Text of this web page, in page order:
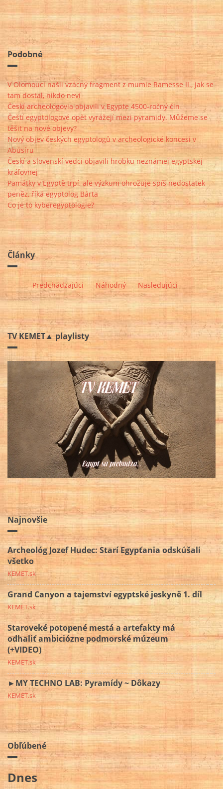
Podobné
V Olomouci našli vzácný fragment z mumie Ramesse II., jak se
tam dostal, nikdo neví
Českí archeológovia objavili v Egypte 4500-ročný čln
Čeští egyptologové opět vyrážejí mezi pyramidy. Můžeme se
těšit na nové objevy?
Nový objev českých egyptologů v archeologické koncesi v
Abúsíru
Českí a slovenskí vedci objavili hrobku neznámej egyptskej
kráľovnej
Památky v Egyptě trpí, ale výzkum ohrožuje spíš nedostatek
peněz, říká egyptolog Bárta
Co je to kyberegyptologie?
Články
Predchádzajúci Náhodný Nasledujúci
TV KEMET▲ playlisty
Najnovšie
Archeológ Jozef Hudec: Starí Egypťania odskúšali
všetko
KEMET.sk
Grand Canyon a tajemství egyptské jeskyně 1. díl
KEMET.sk
Staroveké potopené mestá a artefakty má
odhaliť ambiciózne podmorské múzeum
(+VIDEO)
KEMET.sk
►MY TECHNO LAB: Pyramídy ~ Dôkazy
KEMET.sk
Obľúbené
Dnes